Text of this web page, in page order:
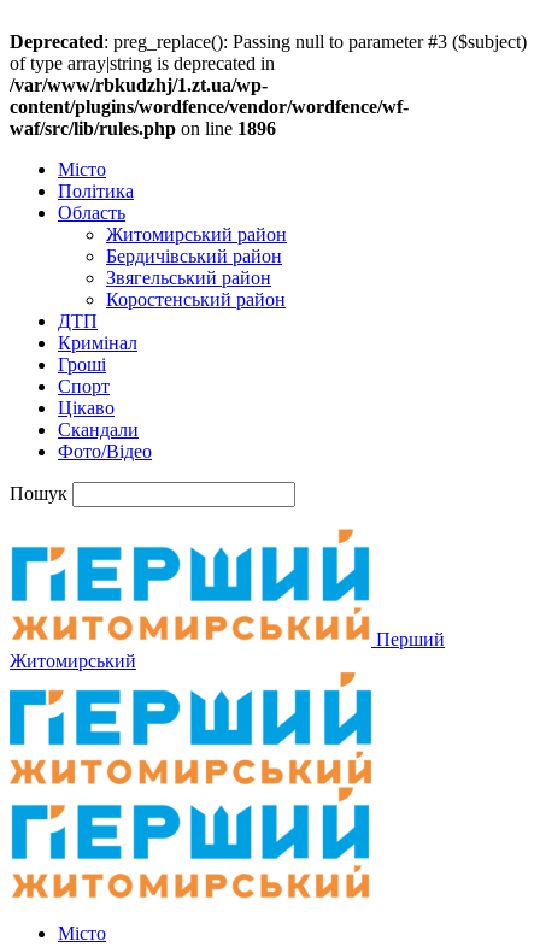
Deprecated: preg_replace(): Passing null to parameter #3 ($subject)
of type array|string is deprecated in
/var/www/rbkudzhj/1.zt.ua/wp-
content/plugins/wordfence/vendor/wordfence/wf-
waf/src/lib/rules.php on line 1896
Місто
Політика
Область
Житомирський район
Бердичівський район
Звягельський район
Коростенський район
ДТП
Кримінал
Гроші
Спорт
Цікаво
Скандали
Фото/Відео
Пошук
Перший
Житомирський
Місто